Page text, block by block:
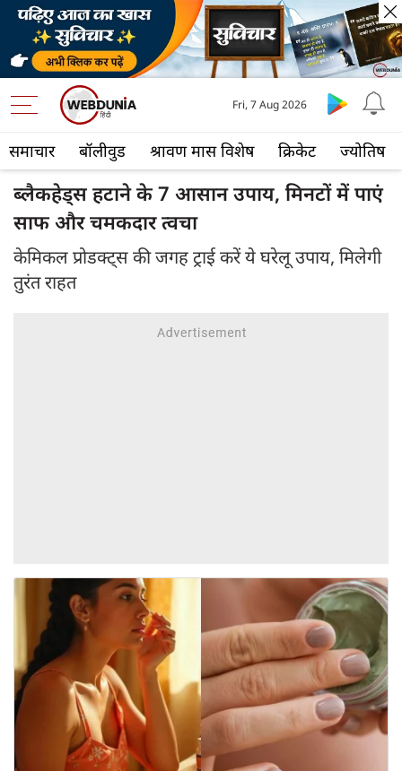
समाचार बॉलीवुड श्रावण मास विशेष क्रिकेट ज्योतिष
Fri, 7 Aug 2026
ब्लैकहेड्स हटाने के 7 आसान उपाय, मिनटों में पाएं
साफ और चमकदार त्वचा
केमिकल प्रोडक्ट्स की जगह ट्राई करें ये घरेलू उपाय, मिलेगी
तुरंत राहत